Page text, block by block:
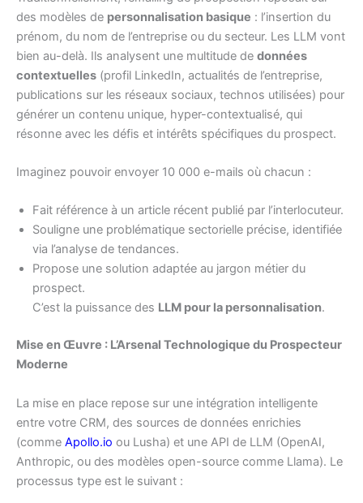
des modèles de personnalisation basique : l’insertion du
prénom, du nom de l’entreprise ou du secteur. Les LLM vont
bien au-delà. Ils analysent une multitude de données
contextuelles (profil LinkedIn, actualités de l’entreprise,
publications sur les réseaux sociaux, technos utilisées) pour
générer un contenu unique, hyper-contextualisé, qui
résonne avec les défis et intérêts spécifiques du prospect.
Imaginez pouvoir envoyer 10 000 e-mails où chacun :
Fait référence à un article récent publié par l’interlocuteur.
Souligne une problématique sectorielle précise, identifiée
via l’analyse de tendances.
Propose une solution adaptée au jargon métier du
prospect.
C’est la puissance des LLM pour la personnalisation.
Mise en Œuvre : L’Arsenal Technologique du Prospecteur
Moderne
La mise en place repose sur une intégration intelligente
entre votre CRM, des sources de données enrichies
(comme Apollo.io ou Lusha) et une API de LLM (OpenAI,
Anthropic, ou des modèles open-source comme Llama). Le
processus type est le suivant :